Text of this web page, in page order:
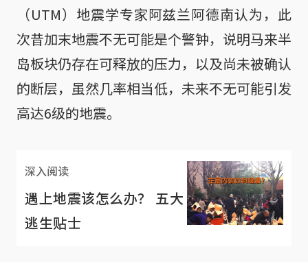
（UTM）地震学专家阿兹兰阿德南认为，此
次昔加末地震不无可能是个警钟，说明马来半
岛板块仍存在可释放的压力，以及尚未被确认
的断层，虽然几率相当低，未来不无可能引发
高达6级的地震。
深入阅读
遇上地震该怎么办？ 五大
逃生贴士